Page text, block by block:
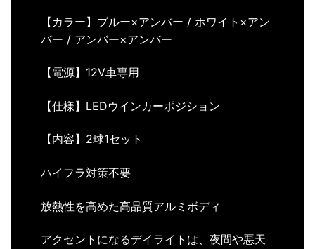
【カラー】 ブルー×アンバー / ホワイト×アン
バー / アンバー×アンバー
【電源】12V車専用
【仕様】LEDウインカーポジション
【内容】2球1セット
ハイフラ対策不要
放熱性を高めた高品質アルミボディ
アクセントになるデイライトは、 夜間や悪天